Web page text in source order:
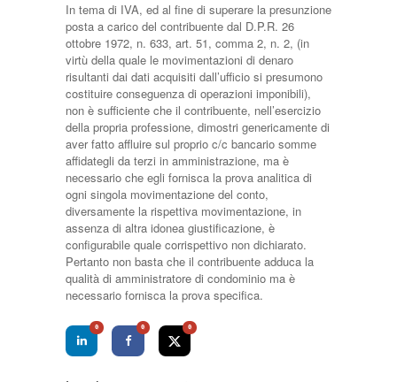
In tema di IVA, ed al fine di superare la presunzione
posta a carico del contribuente dal D.P.R. 26
ottobre 1972, n. 633, art. 51, comma 2, n. 2, (in
virtù della quale le movimentazioni di denaro
risultanti dai dati acquisiti dall’ufficio si presumono
costituire conseguenza di operazioni imponibili),
non è sufficiente che il contribuente, nell’esercizio
della propria professione, dimostri genericamente di
aver fatto affluire sul proprio c/c bancario somme
affidategli da terzi in amministrazione, ma è
necessario che egli fornisca la prova analitica di
ogni singola movimentazione del conto,
diversamente la rispettiva movimentazione, in
assenza di altra idonea giustificazione, è
configurabile quale corrispettivo non dichiarato.
Pertanto non basta che il contribuente adduca la
qualità di amministratore di condominio ma è
necessario fornisca la prova specifica.
0 0 0